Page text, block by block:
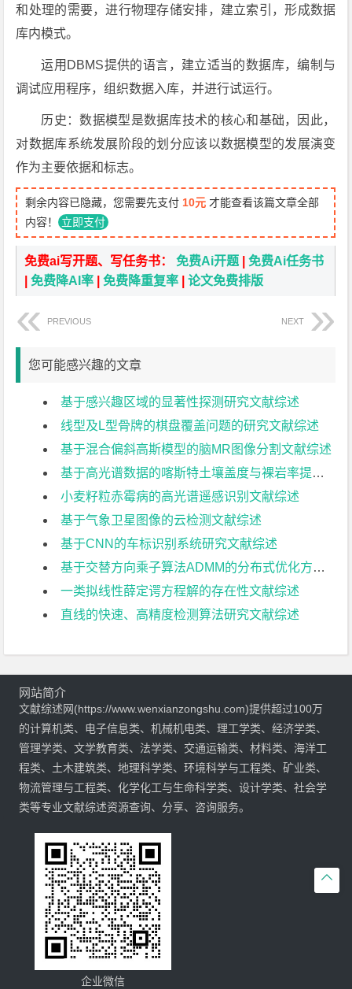
和处理的需要，进行物理存储安排，建立索引，形成数据
库内模式。
运用DBMS提供的语言，建立适当的数据库，编制与
调试应用程序，组织数据入库，并进行试运行。
历史：数据模型是数据库技术的核心和基础，因此，
对数据库系统发展阶段的划分应该以数据模型的发展演变
作为主要依据和标志。
剩余内容已隐藏，您需要先支付 10元 才能查看该篇文章全部
内容！ 立即支付
免费ai写开题、写任务书：免费Ai开题 |免费Ai任务书
|免费降AI率 |免费降重复率 |论文免费排版
PREVIOUS NEXT
您可能感兴趣的文章
基于感兴趣区域的显著性探测研究文献综述
线型及L型骨牌的棋盘覆盖问题的研究文献综述
基于混合偏斜高斯模型的脑MR图像分割文献综述
基于高光谱数据的喀斯特土壤盖度与裸岩率提取研究文献综述
小麦籽粒赤霉病的高光谱遥感识别文献综述
基于气象卫星图像的云检测文献综述
基于CNN的车标识别系统研究文献综述
基于交替方向乘子算法ADMM的分布式优化方法文献综述
一类拟线性薛定谔方程解的存在性文献综述
直线的快速、高精度检测算法研究文献综述

网站简介
文献综述网(https://www.wenxianzongshu.com)提供超过100万
的计算机类、电子信息类、机械机电类、理工学类、经济学类、
管理学类、文学教育类、法学类、交通运输类、材料类、海洋工
程类、土木建筑类、地理科学类、环境科学与工程类、矿业类、
物流管理与工程类、化学化工与生命科学类、设计学类、社会学
类等专业文献综述资源查询、分享、咨询服务。
企业微信